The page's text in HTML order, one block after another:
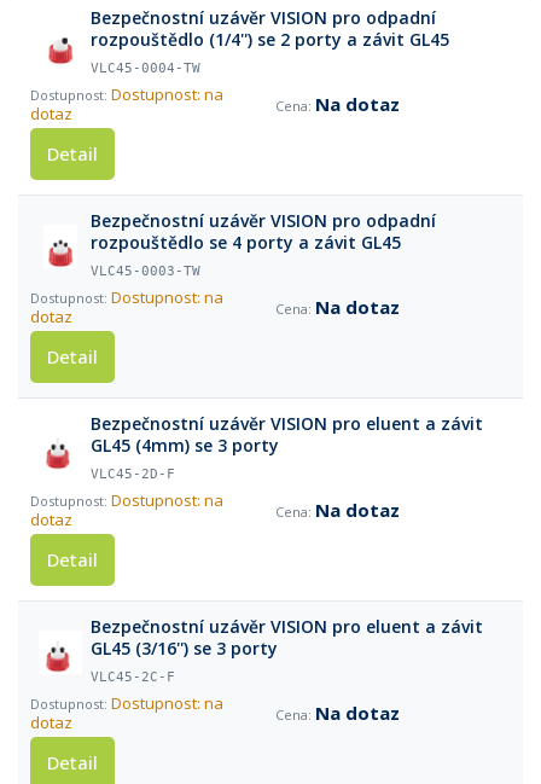
Bezpečnostní uzávěr VISION pro odpadní
rozpouštědlo (1/4'') se 2 porty a závit GL45
VLC45-0004-TW
Dostupnost: na
dotaz
Na dotaz
Detail
Bezpečnostní uzávěr VISION pro odpadní
rozpouštědlo se 4 porty a závit GL45
VLC45-0003-TW
Dostupnost: na
dotaz
Na dotaz
Detail
Bezpečnostní uzávěr VISION pro eluent a závit
GL45 (4mm) se 3 porty
VLC45-2D-F
Dostupnost: na
dotaz
Na dotaz
Detail
Bezpečnostní uzávěr VISION pro eluent a závit
GL45 (3/16'') se 3 porty
VLC45-2C-F
Dostupnost: na
dotaz
Na dotaz
Detail